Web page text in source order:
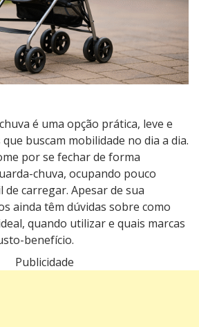
é uma opção prática, leve e
buscam mobilidade no dia a dia.
por se fechar de forma
chuva, ocupando pouco
de carregar. Apesar de sua
ainda têm dúvidas sobre como
quando utilizar e quais marcas
benefício.
Publicidade